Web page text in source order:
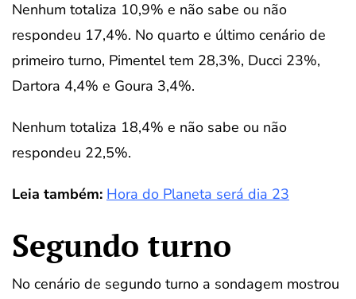
Nenhum totaliza 10,9% e não sabe ou não
respondeu 17,4%. No quarto e último cenário de
primeiro turno, Pimentel tem 28,3%, Ducci 23%,
Dartora 4,4% e Goura 3,4%.
Nenhum totaliza 18,4% e não sabe ou não
respondeu 22,5%.
Leia também: Hora do Planeta será dia 23
Segundo turno
No cenário de segundo turno a sondagem mostrou